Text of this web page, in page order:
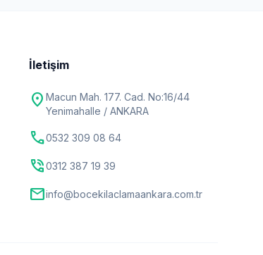
İletişim
location_on Macun Mah. 177. Cad. No:16/44
Yenimahalle / ANKARA
call0532 309 08 64
phone_in_talk0312 387 19 39
mailinfo@bocekilaclamaankara.com.tr